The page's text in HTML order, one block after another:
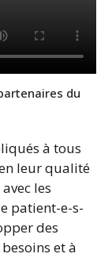
du
à tous
leur qualité
les
patient-e-s-
des
et à